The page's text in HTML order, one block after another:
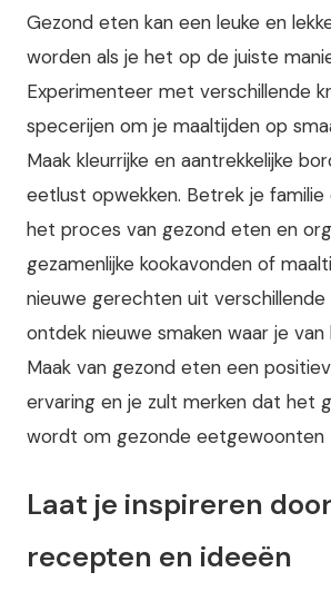
Gezond eten kan een leuke en
worden als je het op de juiste
Experimenteer met verschillende
specerijen om je maaltijden op
Maak kleurrijke en aantrekkelijke
eetlust opwekken. Betrek je familie
het proces van gezond eten en
gezamenlijke kookavonden of
nieuwe gerechten uit
ontdek nieuwe smaken waar je
Maak van gezond eten een
ervaring en je zult merken dat het
wordt om gezonde eetgewoonten
Laat je inspireren
recepten en ideeën